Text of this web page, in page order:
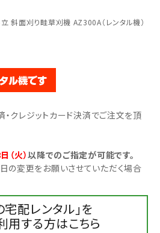
会員登録
斜面刈り畦草刈機 AZ300A（レンタル機）
・クレジットカード決済でご注文を頂
（火）以降でのご指定が可能です。
変更をお願いさせていただく場合
宅配レンタル」を
用する方はこちら